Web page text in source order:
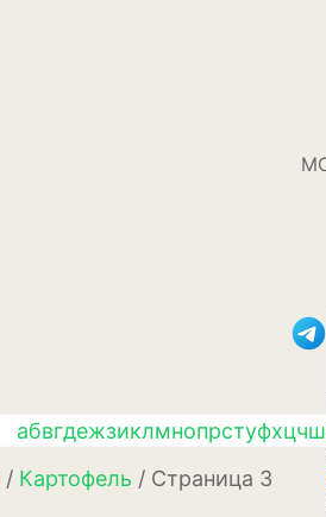
абвгдежзиклмнопрстуфхцчш
/ Картофель / Страница 3